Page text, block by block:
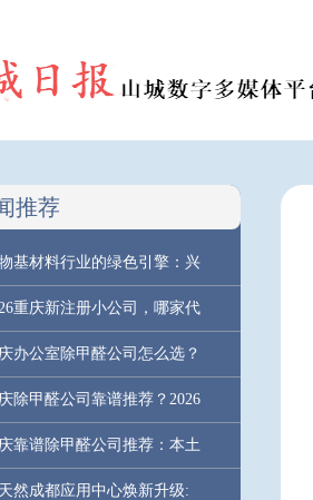
推荐
基材料行业的绿色引擎：兴
重庆新注册小公司，哪家代
办公室除甲醛公司怎么选？
除甲醛公司靠谱推荐？2026
靠谱除甲醛公司推荐：本土
然成都应用中心焕新升级: